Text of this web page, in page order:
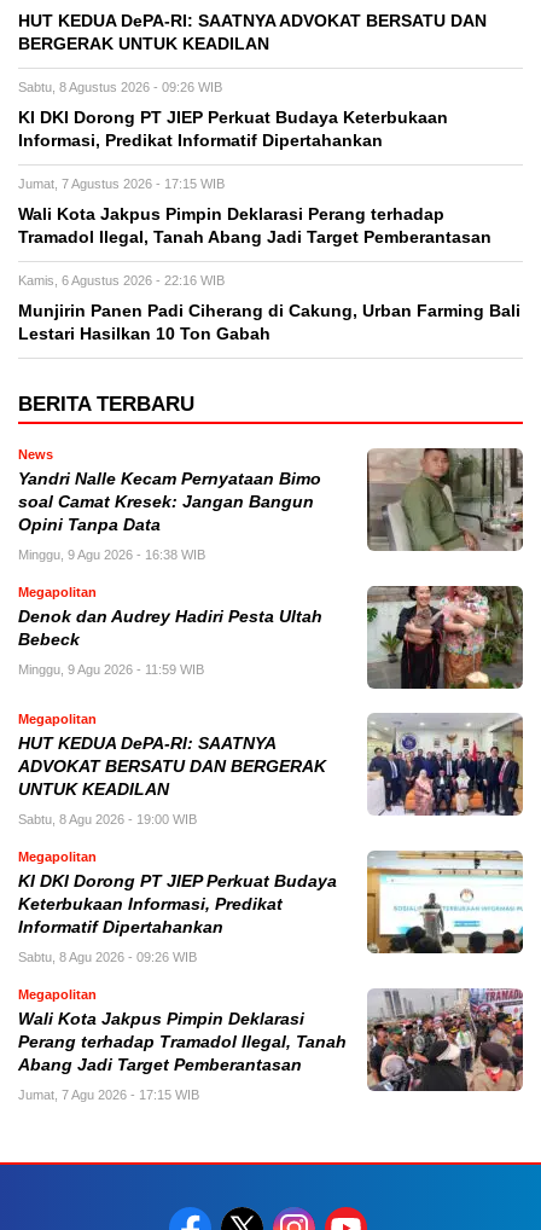
HUT KEDUA DePA-RI: SAATNYA ADVOKAT BERSATU DAN
BERGERAK UNTUK KEADILAN
Sabtu, 8 Agustus 2026 - 09:26 WIB
KI DKI Dorong PT JIEP Perkuat Budaya Keterbukaan
Informasi, Predikat Informatif Dipertahankan
Jumat, 7 Agustus 2026 - 17:15 WIB
Wali Kota Jakpus Pimpin Deklarasi Perang terhadap
Tramadol Ilegal, Tanah Abang Jadi Target Pemberantasan
Kamis, 6 Agustus 2026 - 22:16 WIB
Munjirin Panen Padi Ciherang di Cakung, Urban Farming Bali
Lestari Hasilkan 10 Ton Gabah
BERITA TERBARU
News
Yandri Nalle Kecam Pernyataan Bimo
soal Camat Kresek: Jangan Bangun
Opini Tanpa Data
Minggu, 9 Agu 2026 - 16:38 WIB
Megapolitan
Denok dan Audrey Hadiri Pesta Ultah
Bebeck
Minggu, 9 Agu 2026 - 11:59 WIB
Megapolitan
HUT KEDUA DePA-RI: SAATNYA
ADVOKAT BERSATU DAN BERGERAK
UNTUK KEADILAN
Sabtu, 8 Agu 2026 - 19:00 WIB
Megapolitan
KI DKI Dorong PT JIEP Perkuat Budaya
Keterbukaan Informasi, Predikat
Informatif Dipertahankan
Sabtu, 8 Agu 2026 - 09:26 WIB
Megapolitan
Wali Kota Jakpus Pimpin Deklarasi
Perang terhadap Tramadol Ilegal, Tanah
Abang Jadi Target Pemberantasan
Jumat, 7 Agu 2026 - 17:15 WIB